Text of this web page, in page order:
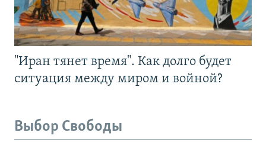
"Иран тянет время". Как долго будет
ситуация между миром и войной?
Выбор Свободы